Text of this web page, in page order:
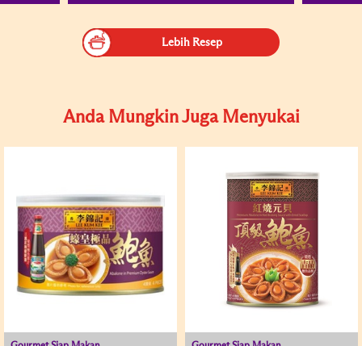
Lebih Resep
Anda Mungkin Juga Menyukai